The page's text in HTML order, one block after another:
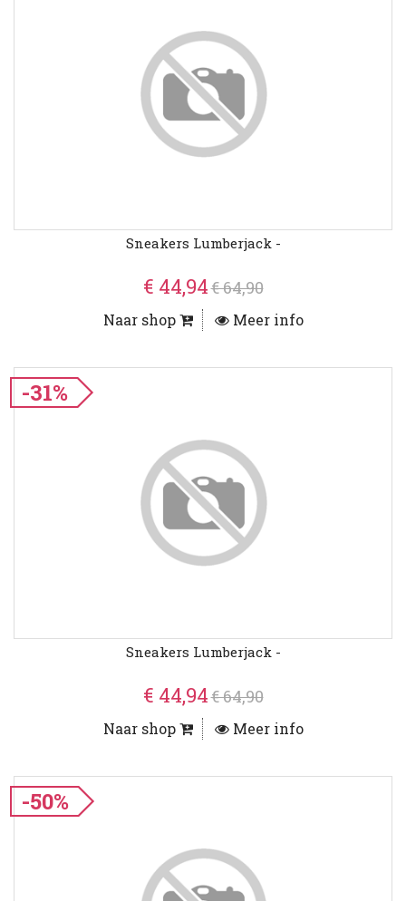
Sneakers Lumberjack -
€ 44,94€ 64,90
Naar shop Meer info
-31%
Sneakers Lumberjack -
€ 44,94€ 64,90
Naar shop Meer info
-50%